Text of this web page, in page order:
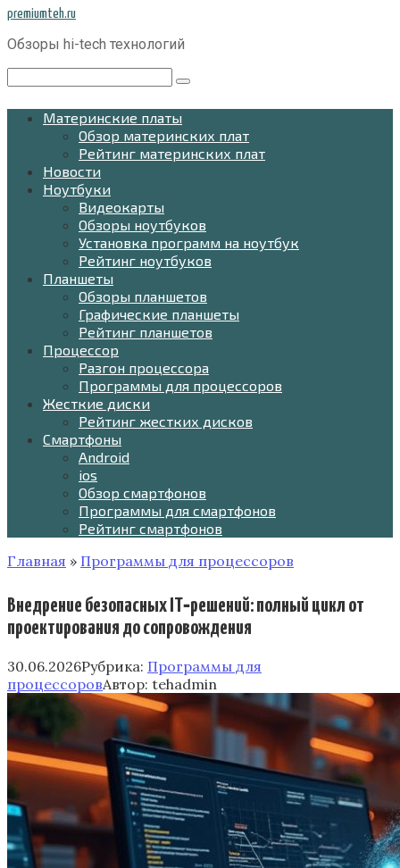
Перейти
контенту
premiumteh.ru
Обзоры hi-tech технологий
Материнские платы
Обзор материнских плат
Рейтинг материнских плат
Новости
Ноутбуки
Видеокарты
Обзоры ноутбуков
Установка программ на ноутбук
Рейтинг ноутбуков
Планшеты
Обзоры планшетов
Графические планшеты
Рейтинг планшетов
Процессор
Разгон процессора
Программы для процессоров
Жесткие диски
Рейтинг жестких дисков
Смартфоны
Android
ios
Обзор смартфонов
Программы для смартфонов
Рейтинг смартфонов
Главная » Программы для процессоров
Внедрение безопасных IT‑решений: полный цикл от
проектирования до сопровождения
30.06.2026Рубрика: Программы для
процессоровАвтор: tehadmin